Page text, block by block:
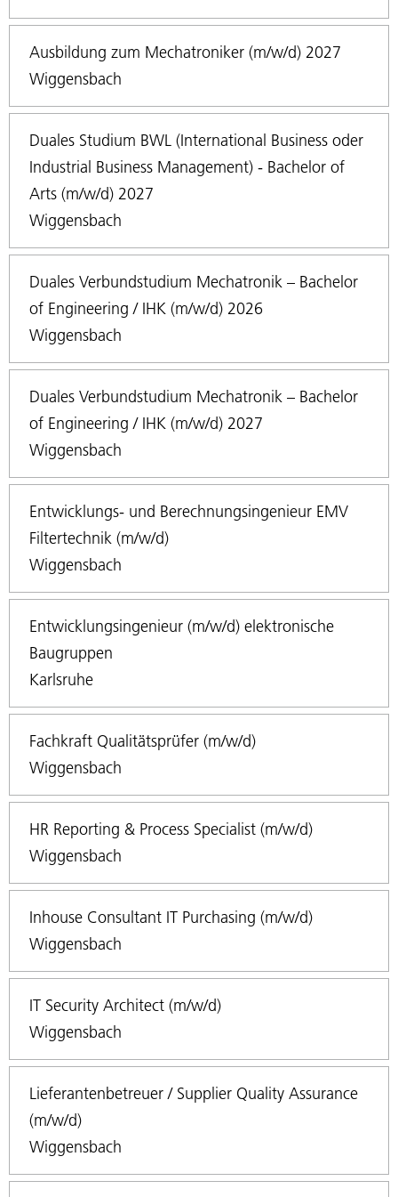
Ausbildung zum Mechatroniker (m/w/d) 2027
Wiggensbach
Duales Studium BWL (International Business oder
Industrial Business Management) - Bachelor of
Arts (m/w/d) 2027
Wiggensbach
Duales Verbundstudium Mechatronik – Bachelor
of Engineering / IHK (m/w/d) 2026
Wiggensbach
Duales Verbundstudium Mechatronik – Bachelor
of Engineering / IHK (m/w/d) 2027
Wiggensbach
Entwicklungs- und Berechnungsingenieur EMV
Filtertechnik (m/w/d)
Wiggensbach
Entwicklungsingenieur (m/w/d) elektronische
Baugruppen
Karlsruhe
Fachkraft Qualitätsprüfer (m/w/d)
Wiggensbach
HR Reporting & Process Specialist (m/w/d)
Wiggensbach
Inhouse Consultant IT Purchasing (m/w/d)
Wiggensbach
IT Security Architect (m/w/d)
Wiggensbach
Lieferantenbetreuer / Supplier Quality Assurance
(m/w/d)
Wiggensbach